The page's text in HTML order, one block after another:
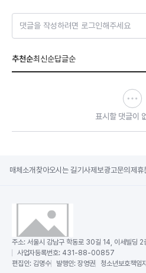
댓글을 작성하려면 로그인해주세요
추천순최신순답글순
표시할 댓글이
매체소개 찾아오시는 길기사제보광고문의 제휴
주소: 서울시 강남구 학동로 30길 14, 이세빌딩 2
사업자등록번호: 431-88-00857
편집인: 김명수 발행인: 장영권 청소년보호책임